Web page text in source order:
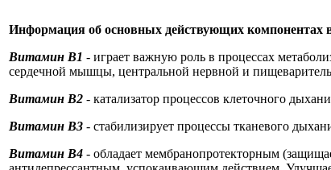
Информация об основных действующих компонентах
Витамин В1 - играет важную роль в процессах
сердечной мышцы, центральной нервной и
Витамин B2 - катализатор процессов клеточного
Витамин В3 - стабилизирует процессы тканевого
Витамин В4 - обладает мембранопротекторным